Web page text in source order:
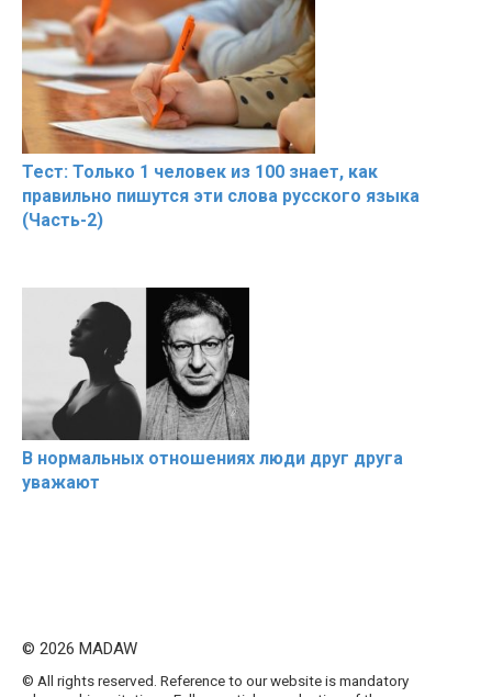
Тест: Только 1 человек из 100 знает, как
правильно пишутся эти слова русского языка
(Часть-2)
В нормальных отношениях люди друг друга
уважают
© 2026 MADAW
© All rights reserved. Reference to our website is mandatory